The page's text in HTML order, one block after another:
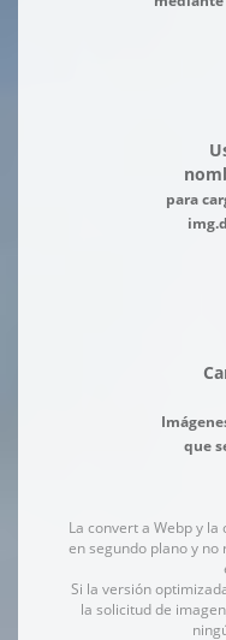
para
que
La convert a Webp y
en segundo plano y
Si la versión
la solicitud de